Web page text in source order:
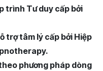
trình Tư duy cấp bởi
trợ tâm lý cấp bởi Hiệp
phương pháp dòng